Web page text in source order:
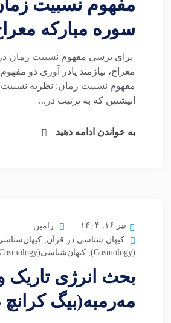
مفهوم نسبیت
سوره مبارکه
برای برسی مفهوم نسبیت زمان
مفهوم نسبیت زمان: نظریه
انیشتین که به ترتیب در...
به خواندن ادامه دهید
تیر ۱۶, ۱۴۰۴
رامین
کیهان شناسی در قرآن,
(Cosmology)
, کیهان‌شناسی(Cosmology)
بحث انرژی تاریک
مه‌رمبه(بیگ